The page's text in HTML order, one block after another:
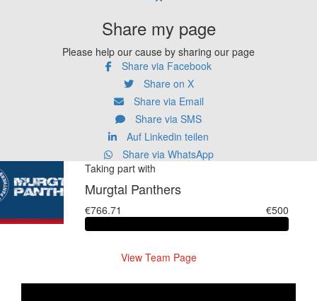
Share my page
Please help our cause by sharing our page
Share via Facebook
Share on X
Share via Email
Share via SMS
Auf Linkedin teilen
Share via WhatsApp
Taking part with
Murgtal Panthers
€766.71 €500
View Team Page